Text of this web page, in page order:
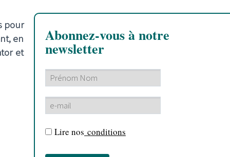
pour
en
et
Abonnez-vous à notre
newsletter
Lire nos conditions